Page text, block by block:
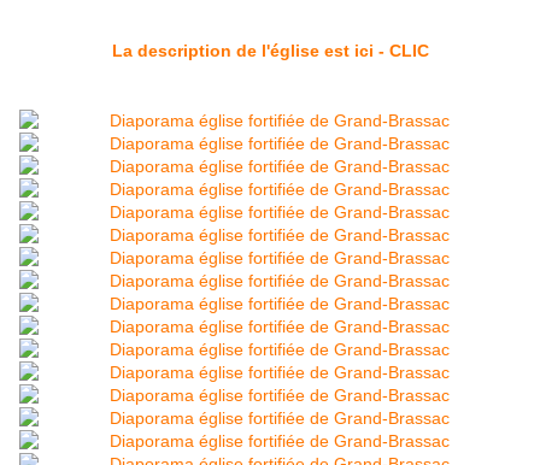
La description de l'église est ici - CLIC